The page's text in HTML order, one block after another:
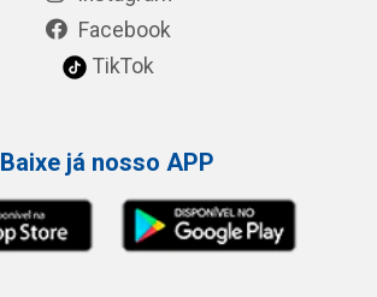
Facebook
TikTok
Baixe já nosso APP